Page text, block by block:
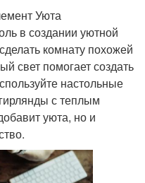
Уюта
в создании уютной
комнату похожей
свет помогает создать
настольные
с теплым
уюта, но и